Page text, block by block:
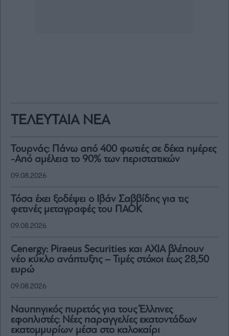
ΤΕΛΕΥΤΑΙΑ ΝΕΑ
Τουρνάς: Πάνω από 400 φωτιές σε δέκα ημέρες
-Από αμέλεια το 90% των περιστατικών
09.08.2026
Τόσα έχει ξοδέψει ο Ιβάν Σαββίδης για τις
φετινές μεταγραφές του ΠΑΟΚ
09.08.2026
Cenergy: Piraeus Securities και AXIA βλέπουν
νέο κύκλο ανάπτυξης – Τιμές στόχοι έως 28,50
ευρώ
09.08.2026
Ναυπηγικός πυρετός για τους Έλληνες
εφοπλιστές: Νέες παραγγελίες εκατοντάδων
εκατομμυρίων μέσα στο καλοκαίρι